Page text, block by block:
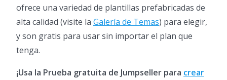
ofrece una variedad de plantillas prefabricadas de
alta calidad (visite la Galería de Temas) para elegir,
y son gratis para usar sin importar el plan que
tenga.
¡Usa la Prueba gratuita de Jumpseller para crear